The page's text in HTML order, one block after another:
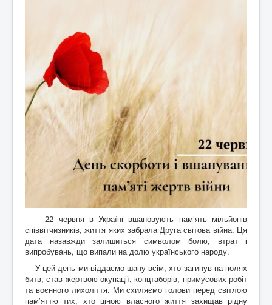
22 червня в Україні вшановують пам’ять мільйонів
співвітчизників, життя яких забрала Друга світова війна. Ця
дата назавжди залишиться символом болю, втрат і
випробувань, що випали на долю українського народу.
У цей день ми віддаємо шану всім, хто загинув на полях
битв, став жертвою окупації, концтаборів, примусових робіт
та воєнного лихоліття. Ми схиляємо голови перед світлою
пам’яттю тих, хто ціною власного життя захищав рідну